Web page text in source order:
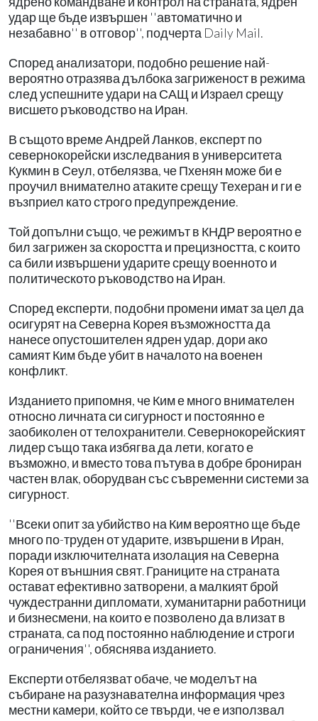
удар ще бъде извършен ''автоматично и
незабавно'' в отговор'', подчерта Daily Mail.
Според анализатори, подобно решение най-
вероятно отразява дълбока загриженост в режима
след успешните удари на САЩ и Израел срещу
висшето ръководство на Иран.
В същото време Андрей Ланков, експерт по
севернокорейски изследвания в университета
Кукмин в Сеул, отбелязва, че Пхенян може би е
проучил внимателно атаките срещу Техеран и ги е
възприел като строго предупреждение.
Той допълни също, че режимът в КНДР вероятно е
бил загрижен за скоростта и прецизността, с които
са били извършени ударите срещу военното и
политическото ръководство на Иран.
Според експерти, подобни промени имат за цел да
осигурят на Северна Корея възможността да
нанесе опустошителен ядрен удар, дори ако
самият Ким бъде убит в началото на военен
конфликт.
Изданието припомня, че Ким е много внимателен
относно личната си сигурност и постоянно е
заобиколен от телохранители. Севернокорейският
лидер също така избягва да лети, когато е
възможно, и вместо това пътува в добре брониран
частен влак, оборудван със съвременни системи за
сигурност.
''Всеки опит за убийство на Ким вероятно ще бъде
много по-труден от ударите, извършени в Иран,
поради изключителната изолация на Северна
Корея от външния свят. Границите на страната
остават ефективно затворени, а малкият брой
чуждестранни дипломати, хуманитарни работници
и бизнесмени, на които е позволено да влизат в
страната, са под постоянно наблюдение и строги
ограничения'', обяснява изданието.
Експерти отбелязват обаче, че моделът на
събиране на разузнавателна информация чрез
местни камери, който се твърди, че е използвал